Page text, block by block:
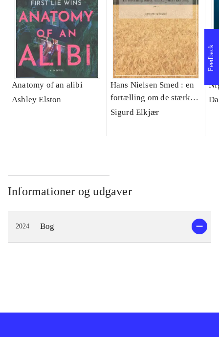
Anatomy of an alibi
Ashley Elston
Hans Nielsen Smed : en
fortælling om de stærke
jyder i Korning
Sigurd Elkjær
Informationer og udgaver
2024 Bog
Feedback